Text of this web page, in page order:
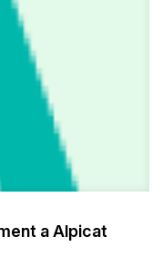
a Alpicat